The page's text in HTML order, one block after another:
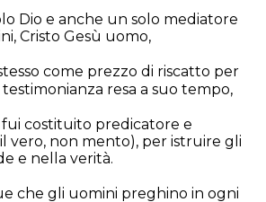
Dio e anche un solo mediatore
Cristo Gesù uomo,
come prezzo di riscatto per
resa a suo tempo,
costituito predicatore e
vero, non mento), per istruire gli
e nella verità.
che gli uomini preghino in ogni